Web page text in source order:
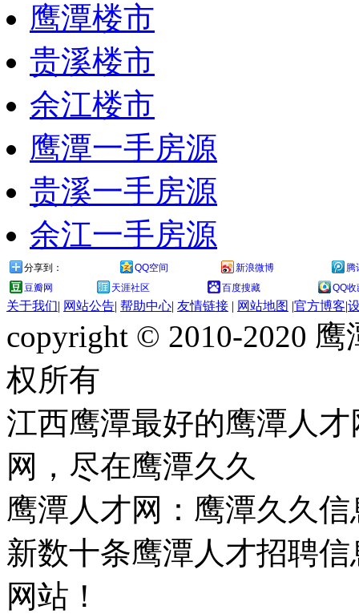
鹰潭楼市
贵溪楼市
余江楼市
鹰潭一手房源
贵溪一手房源
余江一手房源
分享到： QQ空间 新浪微博
腾
豆瓣网
天涯社区 百度搜藏 QQ收
关于我们| 网站公告| 帮助中心| 友情链接 | 网站地图 |官方博客|
copyright © 2010-2020
权所有
江西鹰潭最好的鹰潭人
网，尽在鹰潭久久
鹰潭人才网：鹰潭久久
新数十条鹰潭人才招聘
网站！